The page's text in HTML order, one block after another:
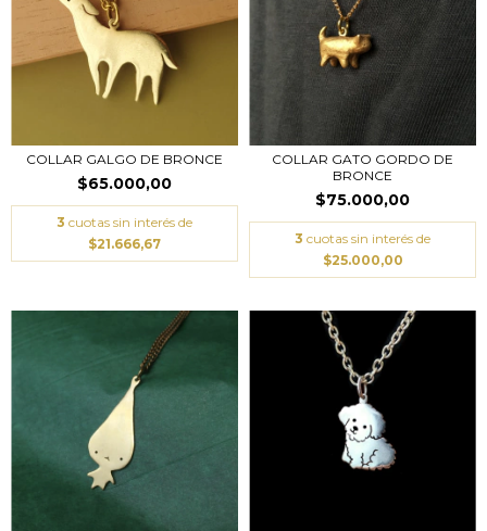
COLLAR GALGO DE BRONCE
$65.000,00
3 cuotas sin interés de
$21.666,67
COLLAR GATO GORDO DE
BRONCE
$75.000,00
3 cuotas sin interés de
$25.000,00